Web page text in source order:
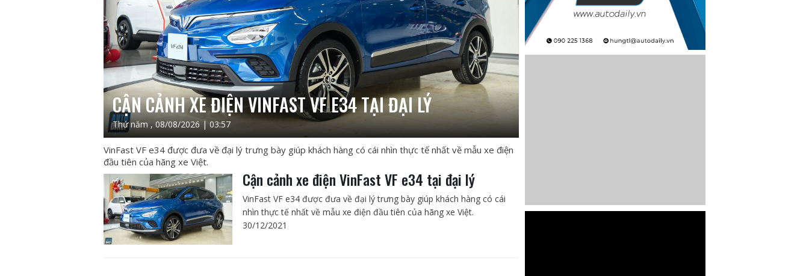
CẬN CẢNH XE ĐIỆN VINFAST VF E34 TẠI ĐẠI LÝ
Thứ năm , 08/08/2026 | 03:57
VinFast VF e34 được đưa về đại lý trưng bày giúp khách hàng có cái nhìn thực tế nhất về mẫu xe điện
đầu tiên của hãng xe Việt.
Cận cảnh xe điện VinFast VF e34 tại đại lý
VinFast VF e34 được đưa về đại lý trưng bày giúp khách hàng có cái
nhìn thực tế nhất về mẫu xe điện đầu tiên của hãng xe Việt.
30/12/2021